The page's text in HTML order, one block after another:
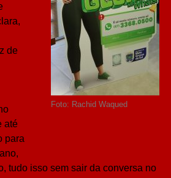
Foto: Rachid Waqued
de
até
para
tudo isso sem sair da conversa no